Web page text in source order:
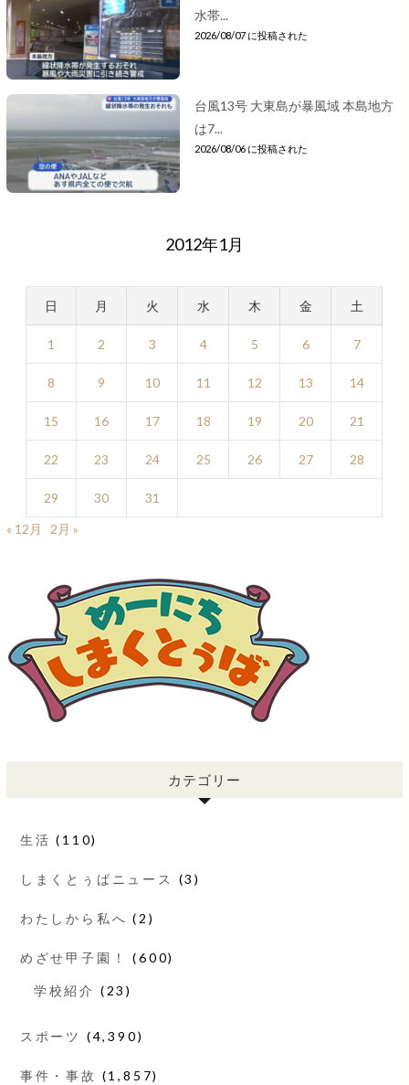
水帯...
2026/08/07 に投稿された
台風13号 大東島が暴風域 本島地方
は7...
2026/08/06 に投稿された
2012年1月
日 月 火 水 木 金 土
1 2 3 4 5 6 7
8 9 10 11 12 13 14
15 16 17 18 19 20 21
22 23 24 25 26 27 28
29 30
31
« 12月
2月 »
カテゴリー
生活 (110)
しまくとぅばニュース (3)
わたしから私へ (2)
めざせ甲子園！ (600)
学校紹介 (23)
スポーツ (4,390)
事件・事故 (1,857)